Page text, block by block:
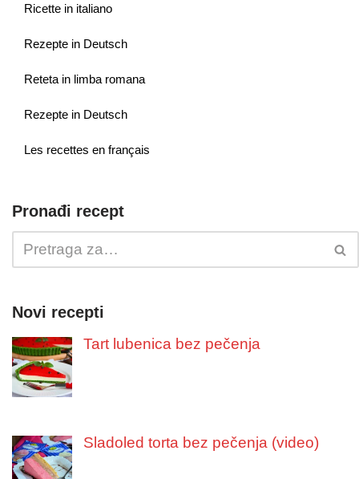
Ricette in italiano
Rezepte in Deutsch
Reteta in limba romana
Rezepte in Deutsch
Les recettes en français
Pronađi recept
Novi recepti
Tart lubenica bez pečenja
Sladoled torta bez pečenja (video)